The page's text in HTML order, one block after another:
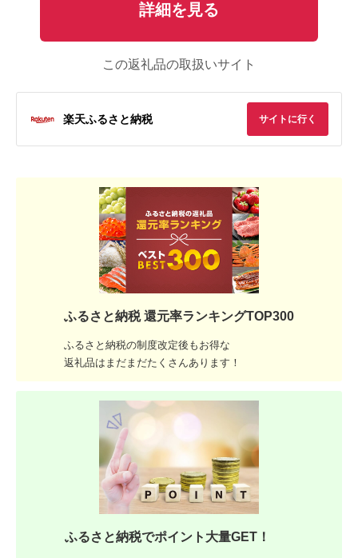
詳細を見る
この返礼品の取扱いサイト
楽天ふるさと納税 サイトに行く
ふるさと納税 還元率ランキングTOP300
ふるさと納税の制度改定後もお得な
返礼品はまだまだたくさんあります！
ふるさと納税でポイント大量GET！